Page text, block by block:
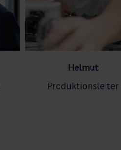
Helmut
Produktionsleiter